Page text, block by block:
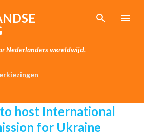
naar hoofdcontent
Nederlanders wereldwijd.
host International
for Ukraine